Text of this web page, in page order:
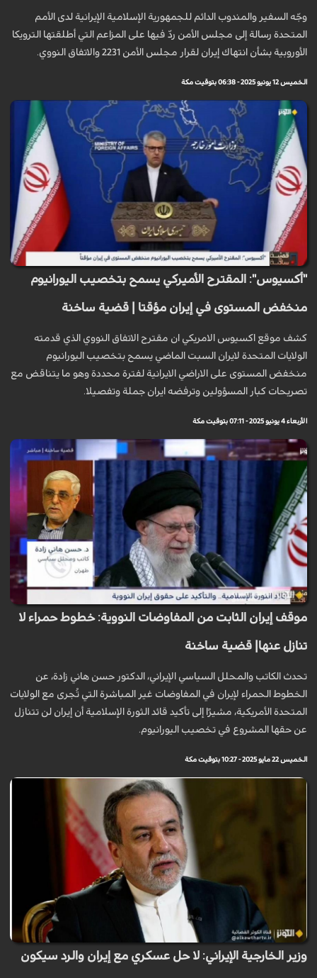
وجّه السفير والمندوب الدائم للجمهورية الإسلامية الإيرانية لدى الأمم
المتحدة رسالة إلى مجلس الأمن ردّ فيها على المزاعم التي أطلقتها الترويكا
الأوروبية بشأن انتهاك إيران لقرار مجلس الأمن 2231 والاتفاق النووي.
الخميس 12 يونيو 2025 - 06:38 بتوقيت مكة
"أكسيوس": المقترح الأميركي يسمح بتخصيب اليورانيوم
منخفض المستوى في إيران مؤقتا | قضية ساخنة
كشف موقع اكسيوس الامريكي ان مقترح الاتفاق النووي الذي قدمته
الولايات المتحدة لايران السبت الماضي يسمح بتخصيب اليورانيوم
منخفض المستوى على الاراضي الايرانية لفترة محددة وهو ما يتناقض مع
تصريحات كبار المسؤولين وترفضه ايران جملة وتفصيلا.
الأربعاء 4 يونيو 2025 - 07:11 بتوقيت مكة
موقف إيران الثابت من المفاوضات النووية: خطوط حمراء لا
تنازل عنها| قضية ساخنة
تحدث الكاتب والمحلل السياسي الإيراني، الدكتور حسن هاني زادة، عن
الخطوط الحمراء لإيران في المفاوضات غير المباشرة التي تُجرى مع الولايات
المتحدة الأمريكية، مشيرًا إلى تأكيد قائد الثورة الإسلامية أن إيران لن تتنازل
عن حقها المشروع في تخصيب اليورانيوم.
الخميس 22 مايو 2025 - 10:27 بتوقيت مكة
وزير الخارجية الإيراني: لا حل عسكري مع إيران والرد سيكون